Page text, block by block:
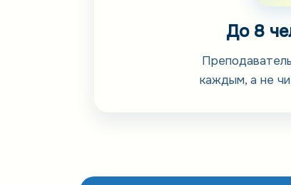
До 8
каждым, а не